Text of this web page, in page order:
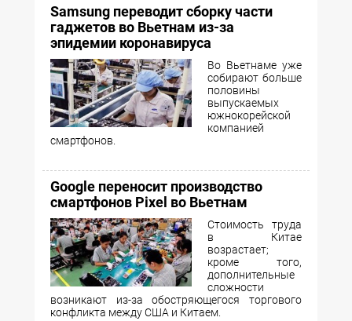
Samsung переводит сборку части
гаджетов во Вьетнам из-за
эпидемии коронавируса
Во Вьетнаме уже
собирают больше
половины
выпускаемых
южнокорейской
компанией
смартфонов.
Google переносит производство
смартфонов Pixel во Вьетнам
Стоимость труда
в Китае
возрастает;
кроме того,
дополнительные
сложности
возникают из-за обостряющегося торгового
конфликта между США и Китаем.